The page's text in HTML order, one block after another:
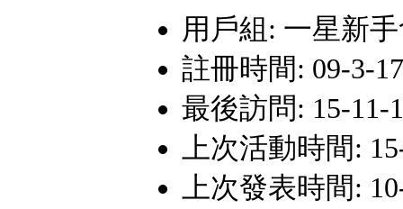
用戶組: 一星新
註冊時間: 09-3-
最後訪問: 15-11-
上次活動時間:
上次發表時間: